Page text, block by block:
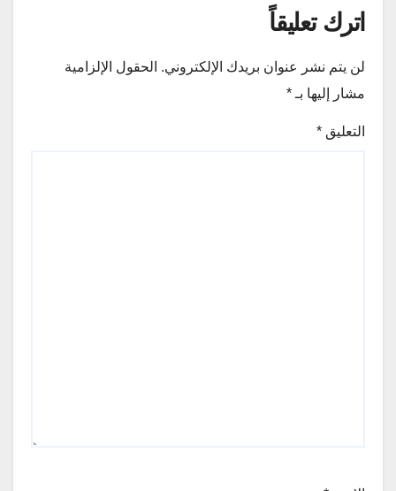
اترك تعليقاً
لن يتم نشر عنوان بريدك الإلكتروني. الحقول الإلزامية
مشار إليها بـ *
التعليق *